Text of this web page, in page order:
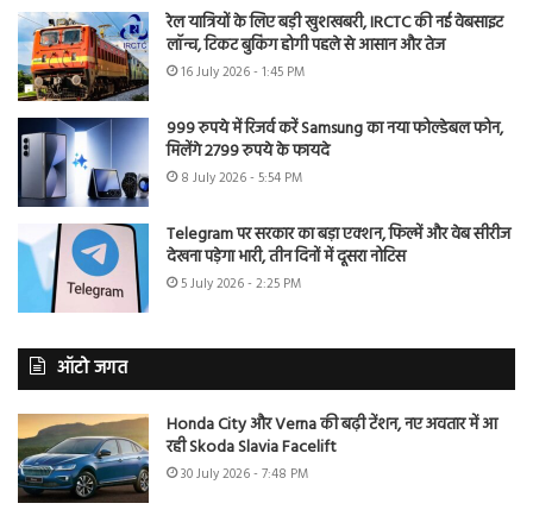
रेल यात्रियों के लिए बड़ी खुशखबरी, IRCTC की नई वेबसाइट
लॉन्च, टिकट बुकिंग होगी पहले से आसान और तेज
16 July 2026 - 1:45 PM
999 रुपये में रिजर्व करें Samsung का नया फोल्डेबल फोन,
मिलेंगे 2799 रुपये के फायदे
8 July 2026 - 5:54 PM
Telegram पर सरकार का बड़ा एक्शन, फिल्में और वेब सीरीज
देखना पड़ेगा भारी, तीन दिनों में दूसरा नोटिस
5 July 2026 - 2:25 PM
ऑटो जगत
Honda City और Verna की बढ़ी टेंशन, नए अवतार में आ
रही Skoda Slavia Facelift
30 July 2026 - 7:48 PM